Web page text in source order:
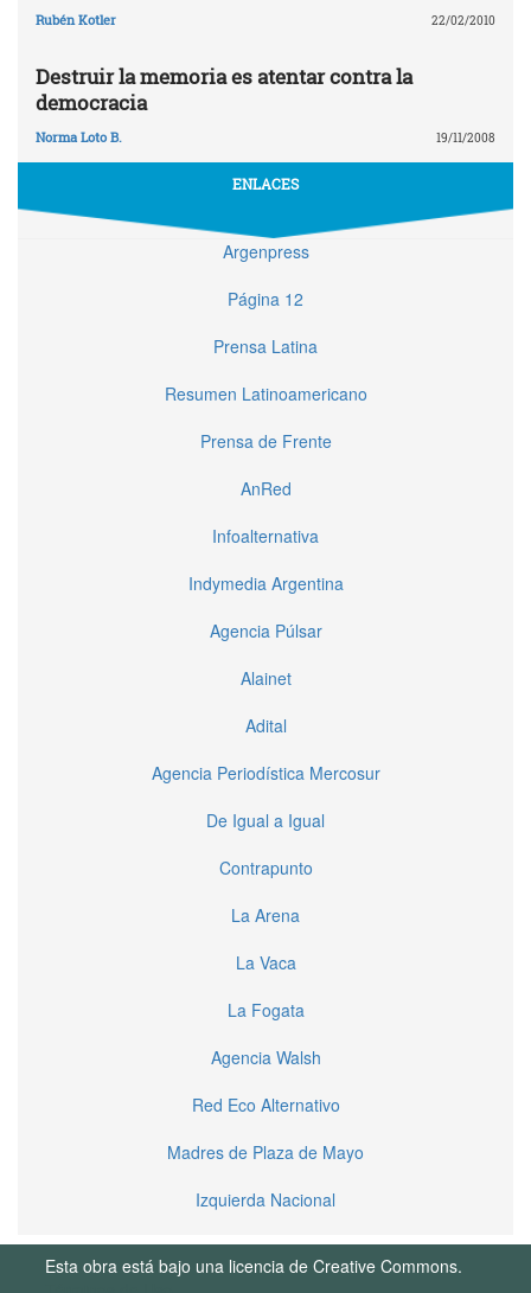
Rubén Kotler 22/02/2010
Destruir la memoria es atentar contra la
democracia
Norma Loto B. 19/11/2008
ENLACES
Argenpress
Página 12
Prensa Latina
Resumen Latinoamericano
Prensa de Frente
AnRed
Infoalternativa
Indymedia Argentina
Agencia Púlsar
Alainet
Adital
Agencia Periodística Mercosur
De Igual a Igual
Contrapunto
La Arena
La Vaca
La Fogata
Agencia Walsh
Red Eco Alternativo
Madres de Plaza de Mayo
Izquierda Nacional
Esta obra está bajo una licencia de Creative Commons.